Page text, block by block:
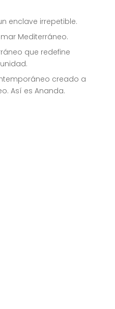
enclave irrepetible.
Mediterráneo.
que redefine
creado a
Así es Ananda.